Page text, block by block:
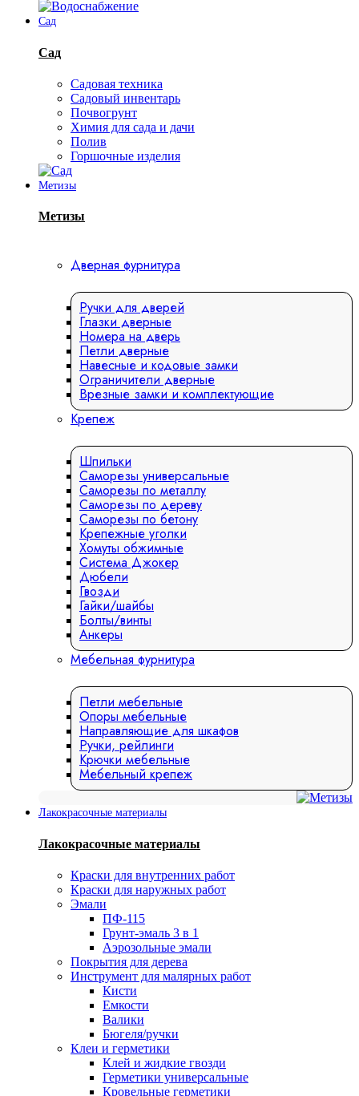
Сад
Сад
Садовая техника
Садовый инвентарь
Почвогрунт
Химия для сада и дачи
Полив
Горшочные изделия
Метизы
Метизы
Дверная фурнитура
Ручки для дверей
Глазки дверные
Номера на дверь
Петли дверные
Навесные и кодовые замки
Ограничители дверные
Врезные замки и комплектующие
Крепеж
Шпильки
Саморезы универсальные
Саморезы по металлу
Саморезы по дереву
Саморезы по бетону
Крепежные уголки
Хомуты обжимные
Система Джокер
Дюбели
Гвозди
Гайки/шайбы
Болты/винты
Анкеры
Мебельная фурнитура
Петли мебельные
Опоры мебельные
Направляющие для шкафов
Ручки, рейлинги
Крючки мебельные
Мебельный крепеж
Лакокрасочные материалы
Лакокрасочные материалы
Краски для внутренних работ
Краски для наружных работ
Эмали
ПФ-115
Грунт-эмаль 3 в 1
Аэрозольные эмали
Покрытия для дерева
Инструмент для малярных работ
Кисти
Емкости
Валики
Бюгеля/ручки
Клеи и герметики
Клей и жидкие гвозди
Герметики универсальные
Кровельные герметики